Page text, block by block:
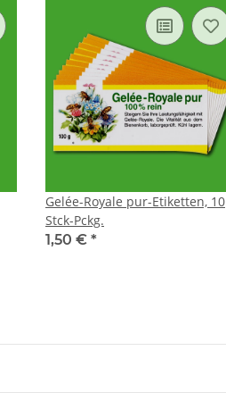
Gelée-Royale pur-Etiketten, 10
Stck-Pckg.
1,50 € *